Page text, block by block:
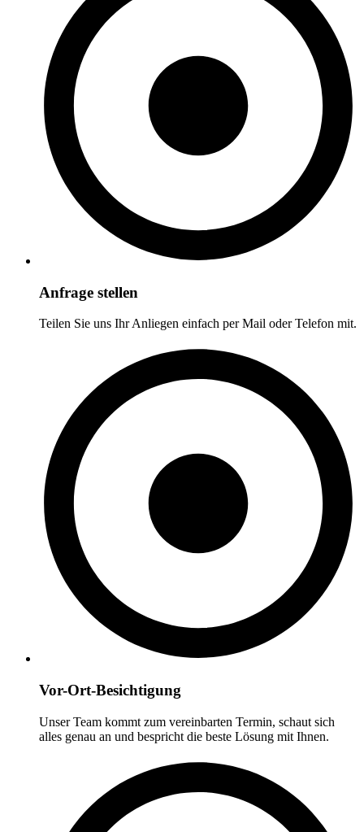
Anfrage stellen
Teilen Sie uns Ihr Anliegen einfach per Mail oder Telefon mit.
Vor-Ort-Besichtigung
Unser Team kommt zum vereinbarten Termin, schaut sich
alles genau an und bespricht die beste Lösung mit Ihnen.